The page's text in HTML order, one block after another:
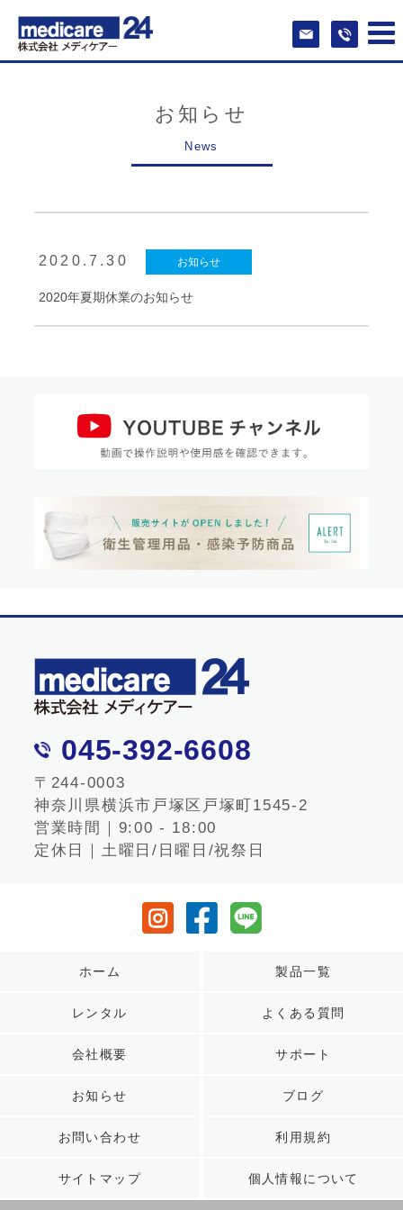
お知らせ
2020.7.30 お知らせ
2020年夏期休業のお知らせ
045-392-6608
〒244-0003
神奈川県横浜市戸塚区戸塚町1545-2
営業時間｜9:00 - 18:00
定休日｜土曜日/日曜日/祝祭日
ホーム 製品一覧
レンタル よくある質問
会社概要 サポート
お知らせ ブログ
お問い合わせ 利用規約
サイトマップ 個人情報について